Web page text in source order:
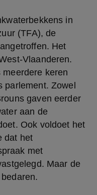
in
(TFA), de
Het
Vlaanderen.
keren
parlement. Zowel
gaven eerder
aan de
Ook voldoet het
dat het
met
Maar de